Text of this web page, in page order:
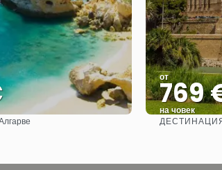
Вижте
от
769
на човек